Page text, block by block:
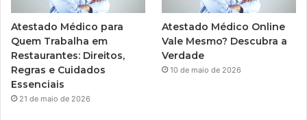
Atestado Médico para
Quem Trabalha em
Restaurantes: Direitos,
Regras e Cuidados
Essenciais
21 de maio de 2026
Atestado Médico Online
Vale Mesmo? Descubra a
Verdade
10 de maio de 2026